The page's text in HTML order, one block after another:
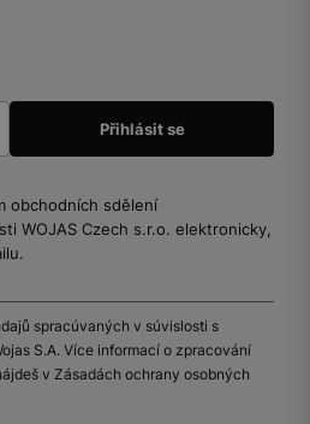
obchodních sdělení
WOJAS Czech s.r.o. elektronicky,
spracúvaných v súvislosti s
S.A. Více informací o zpracování
v Zásadách ochrany osobných